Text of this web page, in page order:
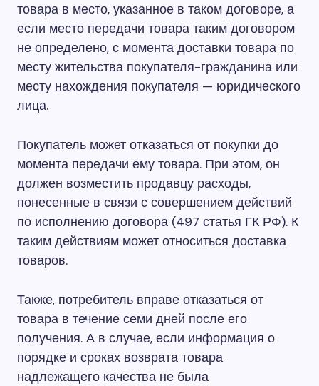
товара в место, указанное в таком договоре, а
если место передачи товара таким договором
не определено, с момента доставки товара по
месту жительства покупателя-гражданина или
месту нахождения покупателя — юридического
лица.
Покупатель может отказаться от покупки до
момента передачи ему товара. При этом, он
должен возместить продавцу расходы,
понесенные в связи с совершением действий
по исполнению договора (497 статья ГК РФ). К
таким действиям может относиться доставка
товаров.
Также, потребитель вправе отказаться от
товара в течение семи дней после его
получения. А в случае, если информация о
порядке и сроках возврата товара
надлежащего качества не была